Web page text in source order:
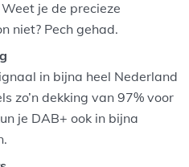
je de precieze
niet? Pech gehad.
in bijna heel Nederland
zo’n dekking van 97% voor
je DAB+ ook in bijna